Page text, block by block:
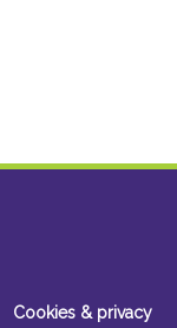
Cookies & privacy